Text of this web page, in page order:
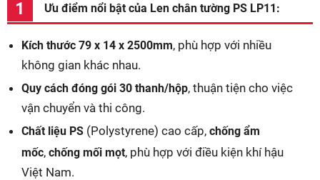
Ưu điểm nổi bật của Len chân tường PS LP11:
Kích thước 79 x 14 x 2500mm, phù hợp với nhiều
không gian khác nhau.
Quy cách đóng gói 30 thanh/hộp, thuận tiện cho việc
vận chuyển và thi công.
Chất liệu PS (Polystyrene) cao cấp, chống ẩm
mốc, chống mối mọt, phù hợp với điều kiện khí hậu
Việt Nam.